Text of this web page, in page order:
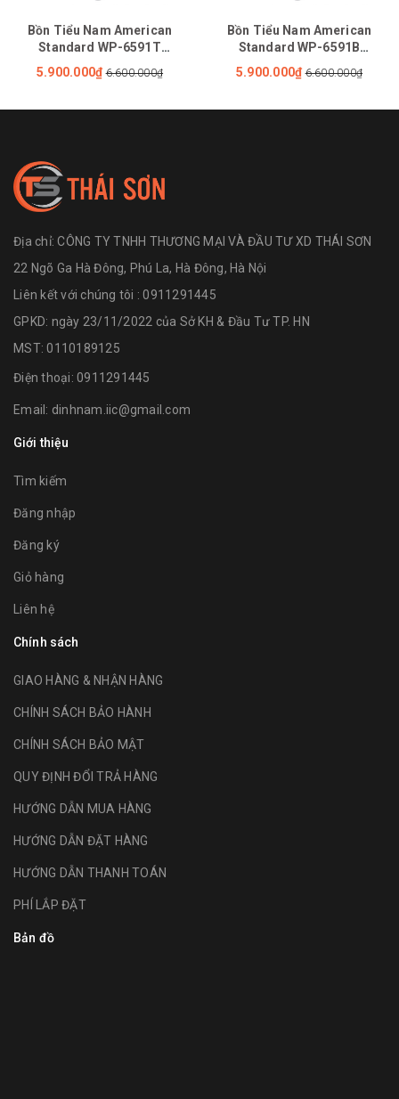
Bồn Tiểu Nam American
Standard WP-6591T
(WP6591T) Treo Tường Cấp
dương
5.900.000₫ 6.600.000₫
Bồn Tiểu Nam American
Standard WP-6591B
(WP6591B) Treo Tường Cấp
Âm
5.900.000₫ 6.600.000₫
Địa chỉ:CÔNG TY TNHH THƯƠNG MẠI VÀ ĐẦU TƯ XD THÁI SƠN
22 Ngõ Ga Hà Đông, Phú La, Hà Đông, Hà Nội
Liên kết với chúng tôi : 0911291445
GPKD: ngày 23/11/2022 của Sở KH & Đầu Tư TP. HN
MST: 0110189125
Điện thoại: 0911291445
Email: dinhnam.iic@gmail.com
Giới thiệu
Tìm kiếm
Đăng nhập
Đăng ký
Giỏ hàng
Liên hệ
Chính sách
GIAO HÀNG & NHẬN HÀNG
CHÍNH SÁCH BẢO HÀNH
CHÍNH SÁCH BẢO MẬT
QUY ĐỊNH ĐỔI TRẢ HÀNG
HƯỚNG DẪN MUA HÀNG
HƯỚNG DẪN ĐẶT HÀNG
HƯỚNG DẪN THANH TOÁN
PHÍ LẮP ĐẶT
Bản đồ